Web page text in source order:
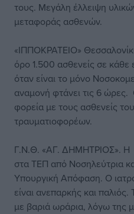
τους. Μεγάλη έλλειψη
μεταφοράς ασθενών.
«ΙΠΠΟΚΡΑΤΕΙΟ»
όρο 1.500 ασθενείς σε κάθε
όταν είναι το μόνο
αναμονή φτάνει τις 6
φορεία με τους ασθενείς
τραυματιοφορέων.
Γ.Ν.Θ. «ΑΓ. ΔΗΜΗΤΡΙΟΣ». Η
στα ΤΕΠ από Νοσηλεύτρια
Υπουργική Απόφαση. Ο
είναι ανεπαρκής και
με βαριά ωράρια, λόγω της